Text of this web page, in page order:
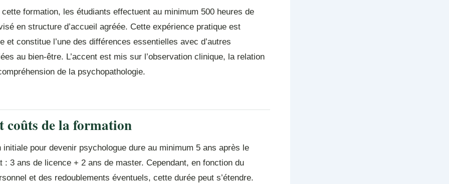
formation, les étudiants effectuent au minimum 500 heures de
en structure d’accueil agréée. Cette expérience pratique est
et constitue l’une des différences essentielles avec d’autres
au bien-être. L’accent est mis sur l’observation clinique, la relation
de la psychopathologie.
coûts de la formation
initiale pour devenir psychologue dure au minimum 5 ans après le
: 3 ans de licence + 2 ans de master. Cependant, en fonction du
et des redoublements éventuels, cette durée peut s’étendre.